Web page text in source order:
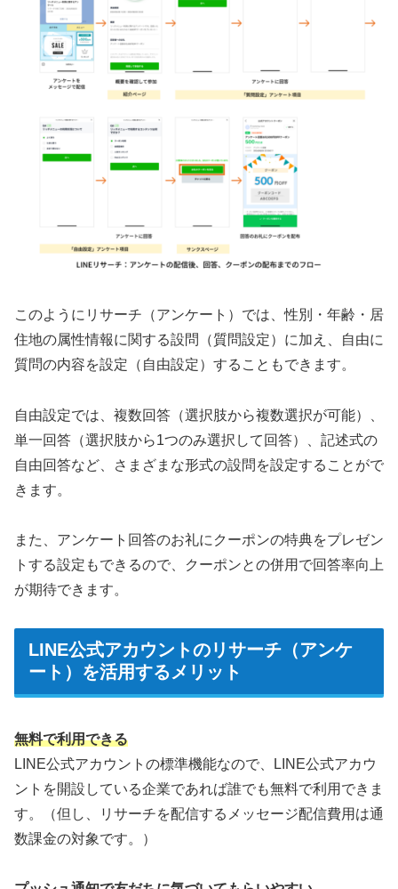
このようにリサーチ（アンケート）では、性別・年齢・居
住地の属性情報に関する設問（質問設定）に加え、自由に
質問の内容を設定（自由設定）することもできます。
自由設定では、複数回答（選択肢から複数選択が可能）、
単一回答（選択肢から1つのみ選択して回答）、記述式の
自由回答など、さまざまな形式の設問を設定することがで
きます。
また、アンケート回答のお礼にクーポンの特典をプレゼン
トする設定もできるので、クーポンとの併用で回答率向上
が期待できます。
LINE公式アカウントのリサーチ（アンケ
ート）を活用するメリット
無料で利用できる
LINE公式アカウントの標準機能なので、LINE公式アカウ
ントを開設している企業であれば誰でも無料で利用できま
す。（但し、リサーチを配信するメッセージ配信費用は通
数課金の対象です。）